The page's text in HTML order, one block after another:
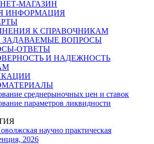
МАГАЗИН
ИНФОРМАЦИЯ
К СПРАВОЧНИКАМ
ЗАДАВАЕМЫЕ ВОПРОСЫ
ОТВЕТЫ
И НАДЕЖНОСТЬ
среднерыночных цен и ставок
параметров ликвидности
научно практическая
2026